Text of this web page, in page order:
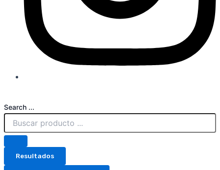
Search ...
Resultados